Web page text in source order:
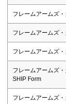
フレームアームズ
フレームアームズ
フレームアームズ
フレームアームズ
SHIP Form
フレームアームズ